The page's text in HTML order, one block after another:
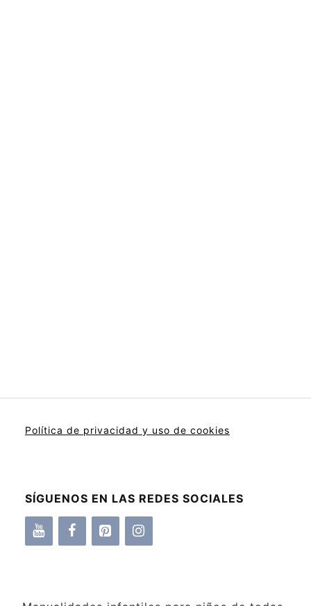
Política de privacidad y uso de cookies
SÍGUENOS EN LAS REDES SOCIALES